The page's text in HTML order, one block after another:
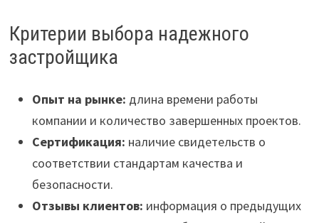
Критерии выбора надежного
застройщика
Опыт на рынке: длина времени работы
компании и количество завершенных проектов.
Сертификация: наличие свидетельств о
соответствии стандартам качества и
безопасности.
Отзывы клиентов: информация о предыдущих